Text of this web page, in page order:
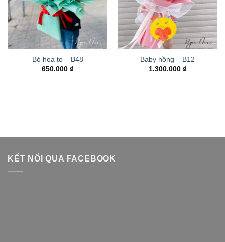
Bó hoa to – B48
650.000 ₫
Baby hồng – B12
1.300.000 ₫
KẾT NỐI QUA FACEBOOK